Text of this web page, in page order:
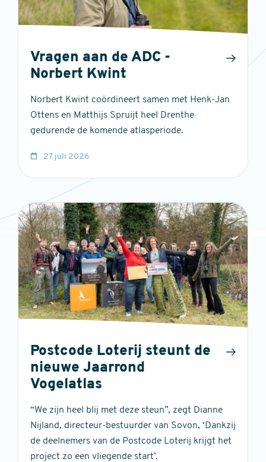
Vragen aan de ADC -
Norbert Kwint
Norbert Kwint coördineert samen met Henk-Jan
Ottens en Matthijs Spruijt heel Drenthe
gedurende de komende atlasperiode.
27 juli 2026
Postcode Loterij steunt de
nieuwe Jaarrond
Vogelatlas
“We zijn heel blij met deze steun”, zegt Dianne
Nijland, directeur-bestuurder van Sovon, ‘Dankzij
de deelnemers van de Postcode Loterij krijgt het
project zo een vliegende start’.